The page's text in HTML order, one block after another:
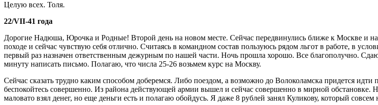
Целую всех. Толя.
22/VII-41 года
Дорогие Надюша, Юрочка и Родные! Второй день на новом месте. Сейчас передвинулись ближе к Москве и
походе и сейчас чувствую себя отлично. Считаясь в командном состав пользуюсь рядом льгот в работе, в
первый раз назначен ответственным дежурным по нашей части. Ночь прошла хорошо. Все благополучно.
минуту написать письмо. Полагаю, что числа 25-26 возьмем курс на Москву.
Сейчас сказать трудно каким способом доберемся. Либо поездом, а возможно до Волоколамска придется
беспокойтесь совершенно. Из района действующей армии вышел и сейчас совершенно в мирной
маловато взял денег, но еще деньги есть и полагаю обойдусь. Я даже 8 рублей занял Куликову, который совсем